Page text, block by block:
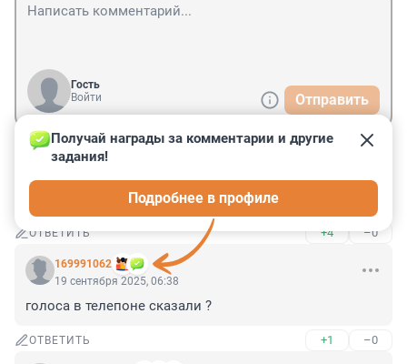
Гость
Войти
Отправить
Гость
Что же он пьёт, если сделал лужу из горючего?
ОТВЕТИТЬ +4 –0
169991062
Получай награды за комментарии и другие
задания!
Подробнее в профиле
19 сентября 2025, 06:38
голоса в телепоне сказали ?
ОТВЕТИТЬ +1 –0